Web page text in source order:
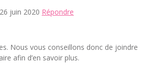
26 juin 2020 Répondre
Nous vous conseillons donc de joindre
afin d’en savoir plus.